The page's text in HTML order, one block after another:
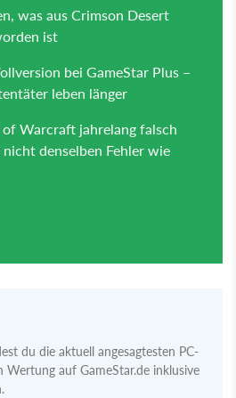
du die aktuell angesagtesten PC-
Wertung auf GameStar.de inklusive